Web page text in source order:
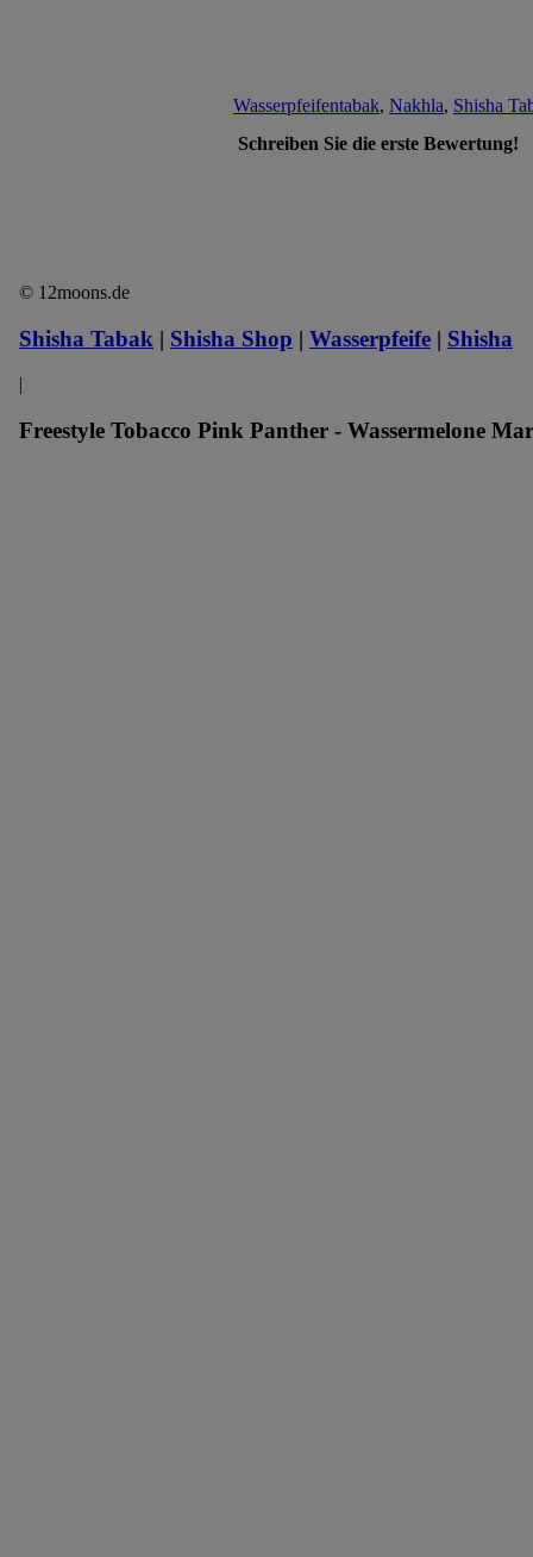
Wasserpfeifentabak, Nakhla, Shisha
Schreiben Sie die erste Bewertung!
© 12moons.de
Shisha Tabak | Shisha Shop | Wasserpfeife | Shisha
|
Freestyle Tobacco Pink Panther - Wassermelone